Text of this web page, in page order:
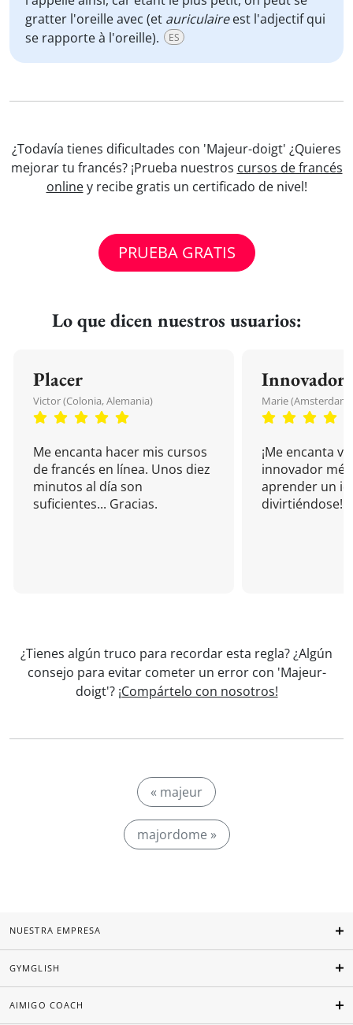
gratter l'oreille avec (et auriculaireest l'adjectif qui
se rapporte à l'oreille).
ES
¿Todavía tienes dificultades con 'Majeur-doigt' ¿Quieres
mejorar tu francés? ¡Prueba nuestros cursos de francés
onliney recibe gratis un certificado de nivel!
PRUEBA GRATIS
Lo que dicen nuestros usuarios:
Placer
Victor (Colonia, Alemania)
Me encanta hacer mis cursos
de francés en línea. Unos diez
minutos al día son
suficientes... Gracias.
Innovador
Marie (Amsterdam,
¡Me encanta
innovador
aprender un
divirtiéndose!
¿Tienes algún truco para recordar esta regla? ¿Algún
consejo para evitar cometer un error con 'Majeur-
doigt'? ¡Compártelo con nosotros!
« majeur
majordome »
NUESTRA EMPRESA
GYMGLISH
AIMIGO COACH